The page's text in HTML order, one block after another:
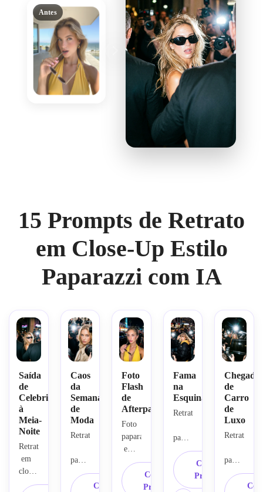
Antes
15 Prompts de Retrato
em Close-Up Estilo
Paparazzi com IA
Saída
de
Celebridade
à
Meia-
Noite
Retrato
em
close-
Caos
da
Semana
de
Moda
Retrato
paparazzi
close-
Copiar
Foto
Flash
de
Afterparty
Foto
paparazzi
em
close-
up
crua
Copiar
Prompt
Fama
na
Esquina
Retrato
paparazzi
candido
em
close-
Copiar
Prompt
Chegada
de
Carro
de
Luxo
Retrato
paparazzi
hiper-